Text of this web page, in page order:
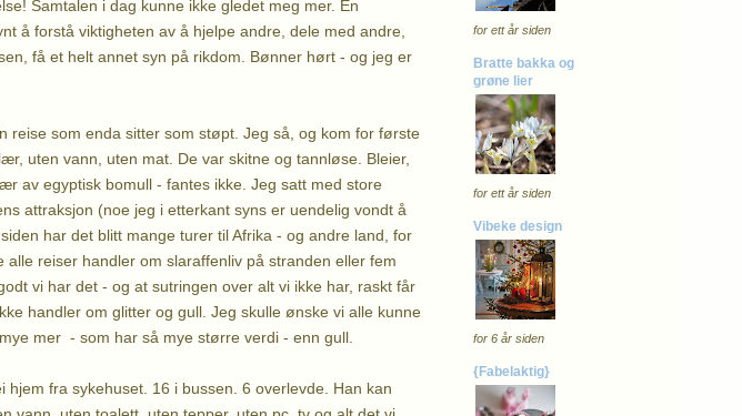
Samtalen i dag kunne ikke gledet meg mer. En
å forstå viktigheten av å hjelpe andre, dele med andre,
få et helt annet syn på rikdom. Bønner hørt - og jeg er
reise som enda sitter som støpt. Jeg så, og kom for første
uten vann, uten mat. De var skitne og tannløse. Bleier,
av egyptisk bomull - fantes ikke. Jeg satt med store
attraksjon (noe jeg i etterkant syns er uendelig vondt å
har det blitt mange turer til Afrika - og andre land, for
reiser handler om slaraffenliv på stranden eller fem
vi har det - og at sutringen over alt vi ikke har, raskt får
handler om glitter og gull. Jeg skulle ønske vi alle kunne
mer - som har så mye større verdi - enn gull.
fra sykehuset. 16 i bussen. 6 overlevde. Han kan
for ett år siden
Bratte bakka og
grøne lier
for ett år siden
Vibeke design
for 6 år siden
{Fabelaktig}